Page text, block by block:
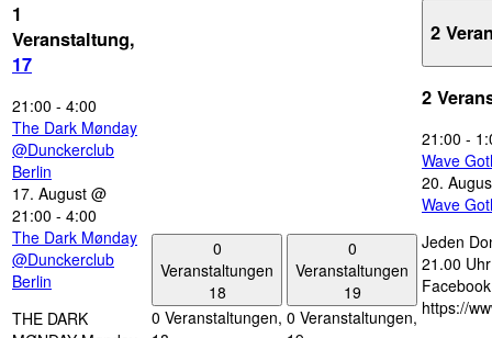
1
Veranstaltung,
17
21:00 - 4:00
The Dark Mønday
@Dunckerclub
Berlin
17. August @
21:00 - 4:00
The Dark Mønday
@Dunckerclub
Berlin
THE DARK
0
Veranstaltungen
18
0 Veranstaltungen,
0
Veranstaltungen
19
0 Veranstaltungen,
2
2
21:00 -
Wave
20.
Wave
Jeden
21.00
https://